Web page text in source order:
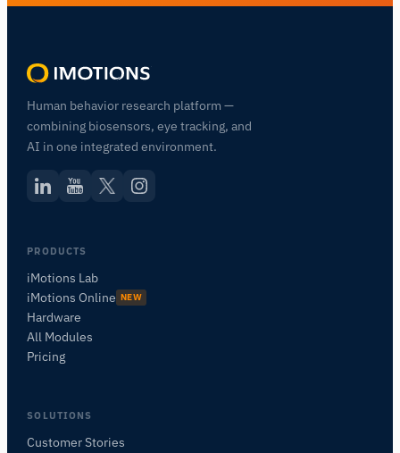
Human behavior research platform —
combining biosensors, eye tracking, and
AI in one integrated environment.
PRODUCTS
iMotions Lab
iMotions Online NEW
Hardware
All Modules
Pricing
SOLUTIONS
Customer Stories